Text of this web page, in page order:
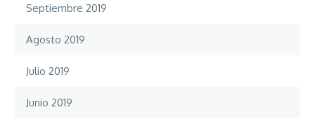
Septiembre 2019
Agosto 2019
Julio 2019
Junio 2019